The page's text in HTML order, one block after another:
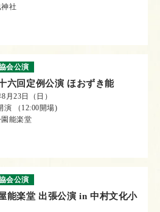
社
会公演
六回定例公演 ほおずき能
月23日（日）
演 （12:00開場)
園能楽堂
会公演
能楽堂 出張公演 in 中村文化小